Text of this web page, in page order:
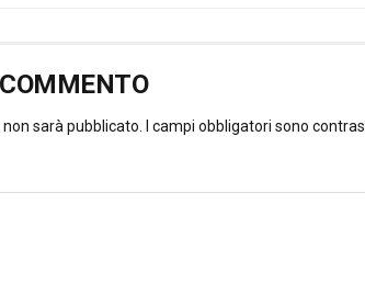
sarà pubblicato. I campi obbligatori sono